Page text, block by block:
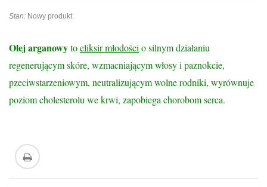
Stan: Nowy produkt
Olej arganowytoeliksir młodościo silnym działaniu
regenerującym skóre, wzmacniającym włosy i paznokcie,
pzeciwstarzeniowym, neutralizującym wolne rodniki, wyrównuje
poziom cholesterolu we krwi, zapobiega chorobom serca.